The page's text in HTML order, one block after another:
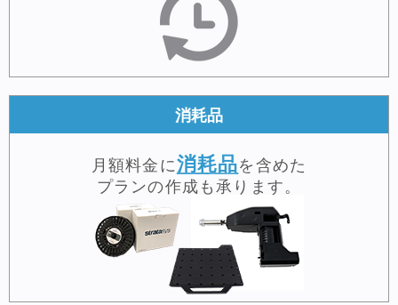
消耗品
月額料金に消耗品を含めた
プランの作成も承ります。